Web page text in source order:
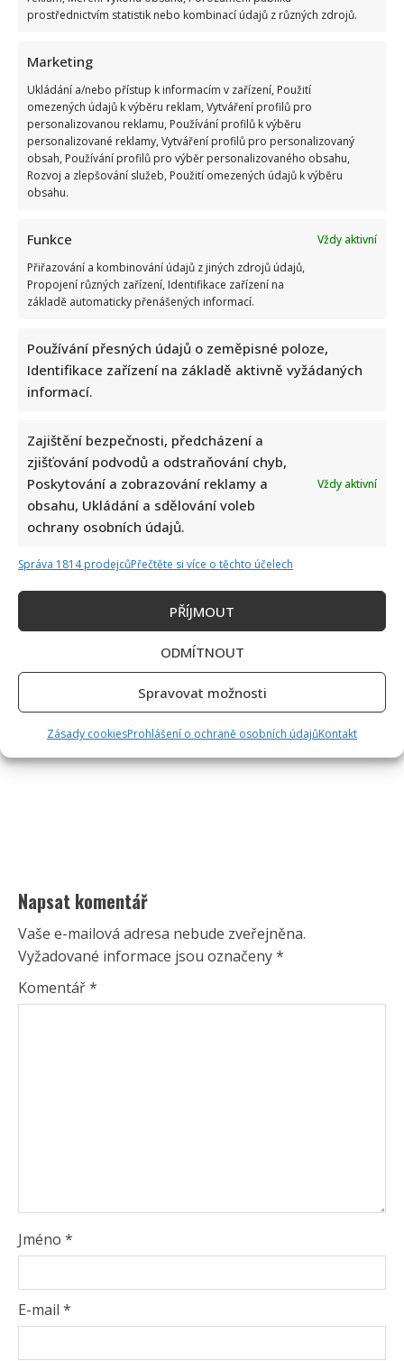
prostřednictvím statistik nebo kombinací údajů z různých zdrojů.
Marketing
Ukládání a/nebo přístup k informacím v zařízení, Použití
omezených údajů k výběru reklam, Vytváření profilů pro
personalizovanou reklamu, Používání profilů k výběru
personalizované reklamy, Vytváření profilů pro personalizovaný
obsah, Používání profilů pro výběr personalizovaného obsahu,
Rozvoj a zlepšování služeb, Použití omezených údajů k výběru
obsahu.
Funkce
Vždy aktivní
Přiřazování a kombinování údajů z jiných zdrojů údajů,
Propojení různých zařízení, Identifikace zařízení na
základě automaticky přenášených informací.
Používání přesných údajů o zeměpisné poloze,
Identifikace zařízení na základě aktivně vyžádaných
informací.
Zajištění bezpečnosti, předcházení a
zjišťování podvodů a odstraňování chyb,
Poskytování a zobrazování reklamy a
obsahu, Ukládání a sdělování voleb
ochrany osobních údajů.
Vždy aktivní
Správa 1814 prodejcůPřečtěte si více o těchto účelech
PŘÍJMOUT
ODMÍTNOUT
Spravovat možnosti
Zásady cookiesProhlášení o ochraně osobních údajůKontakt
Napsat komentář
Vaše e-mailová adresa nebude zveřejněna.
Vyžadované informace jsou označeny*
Komentář*
Jméno *
E-mail *